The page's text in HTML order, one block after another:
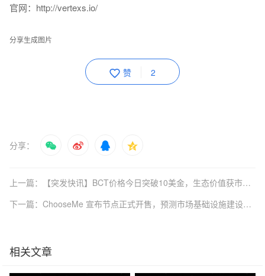
官网：http://vertexs.io/
分享生成图片
赞 2
分享：
上一篇：【突发快讯】BCT价格今日突破10美金，生态价值获市场强力认可
下一篇：ChooseMe 宣布节点正式开售，预测市场基础设施建设迈出关键一步
相关文章